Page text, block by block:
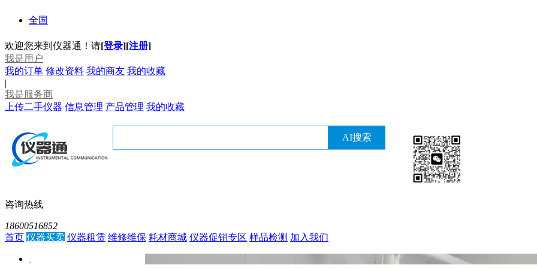
全国
欢迎您来到仪器通！请[登录][注册]
我是用户
我的订单 修改资料 我的商友 我的收藏
|
我是服务商
上传二手仪器 信息管理 产品管理 我的收藏
咨询热线
18600516852
首页 仪器买卖 仪器租赁 维修维保 耗材商城 仪器促销专区 样品检测 加入我们